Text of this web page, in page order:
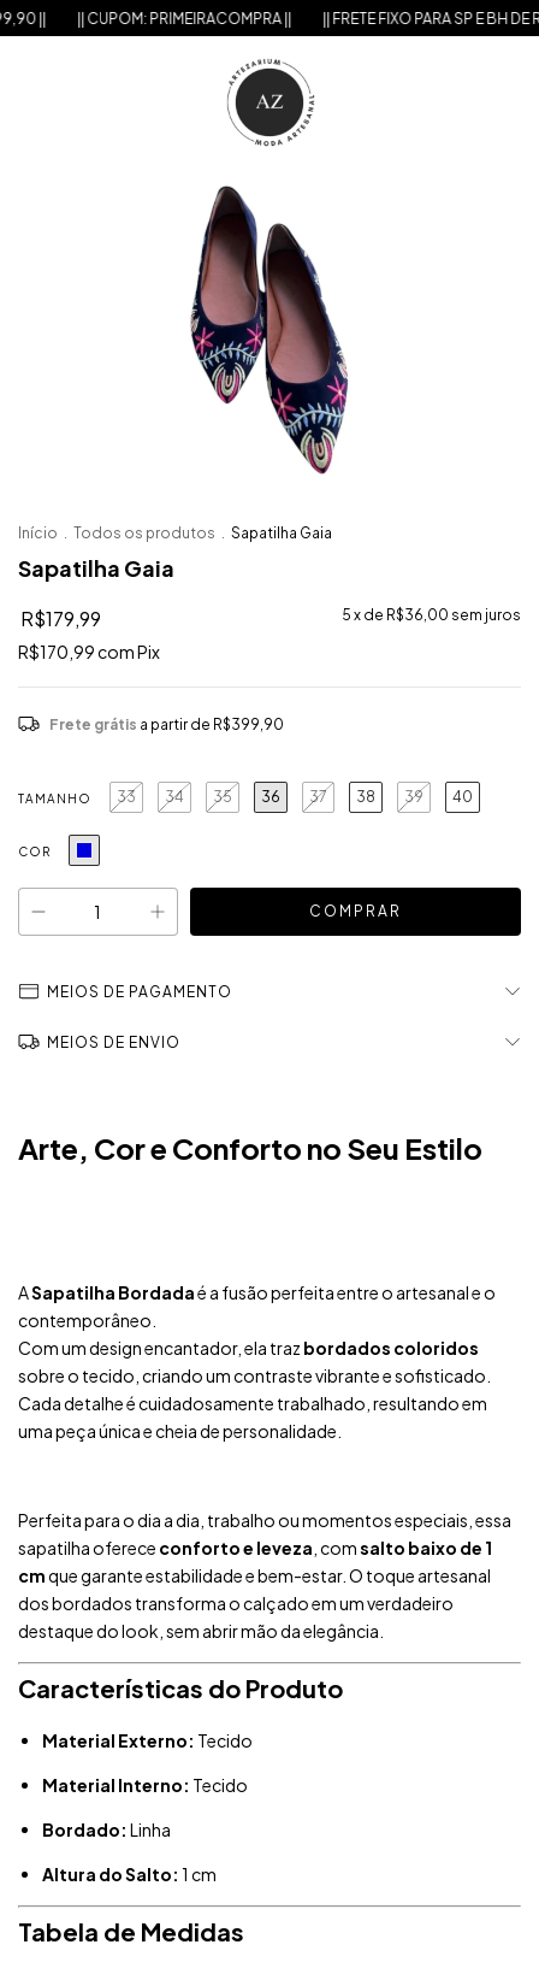
|| || CUPOM: PRIMEIRACOMPRA || || FRETE FIXO PARA SP E BH DE
Início . Todos os produtos . Sapatilha Gaia
Sapatilha Gaia
R$179,99 5 x de R$36,00 sem juros
R$170,99comPix
Frete grátis a partir de R$399,90
TAMANHO 33 34 35 36 37 38 39 40
COR
MEIOS DE PAGAMENTO
MEIOS DE ENVIO
Arte, Cor e Conforto no Seu Estilo
ASapatilha Bordadaé a fusão perfeita entre o artesanal e o
contemporâneo.
Com um design encantador, ela traz bordados coloridos
sobre o tecido, criando um contraste vibrante e sofisticado.
Cada detalhe é cuidadosamente trabalhado, resultando em
uma peça única e cheia de personalidade.
Perfeita para o dia a dia, trabalho ou momentos especiais, essa
sapatilha oferece conforto e leveza , comsalto baixo de 1
cmque garante estabilidade e bem-estar. O toque artesanal
dos bordados transforma o calçado em um verdadeiro
destaque do look, sem abrir mão da elegância.
Características do Produto
Material Externo: Tecido
Material Interno: Tecido
Bordado: Linha
Altura do Salto: 1 cm
Tabela de Medidas